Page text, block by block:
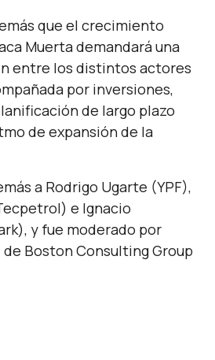
que el crecimiento
Muerta demandará una
entre los distintos actores
por inversiones,
de largo plazo
de expansión de la
a Rodrigo Ugarte (YPF),
e Ignacio
y fue moderado por
Boston Consulting Group